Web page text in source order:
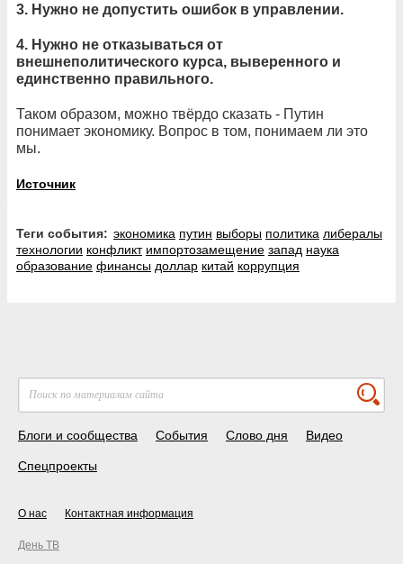
3. Нужно не допустить ошибок в управлении.
4. Нужно не отказываться от
внешнеполитического курса, выверенного и
единственно правильного.
Таком образом, можно твёрдо сказать - Путин
понимает экономику. Вопрос в том, понимаем ли это
мы.
Источник
Теги события: экономика путин выборы политика либералы
технологии конфликт импортозамещение запад наука
образование финансы доллар китай коррупция
Блоги и сообщества События Слово дня Видео
Спецпроекты
О нас Контактная информация
День ТВ